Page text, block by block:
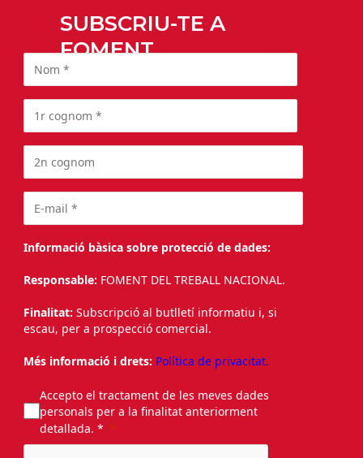
SUBSCRIU-TE A
FOMENT
Informació bàsica sobre protecció de dades:
Responsable: FOMENT DEL TREBALL NACIONAL.
Finalitat: Subscripció al butlletí informatiu i, si
escau, per a prospecció comercial.
Més informació i drets: Política de privacitat.
Accepto el tractament de les meves dades
personals per a la finalitat anteriorment
detallada. *